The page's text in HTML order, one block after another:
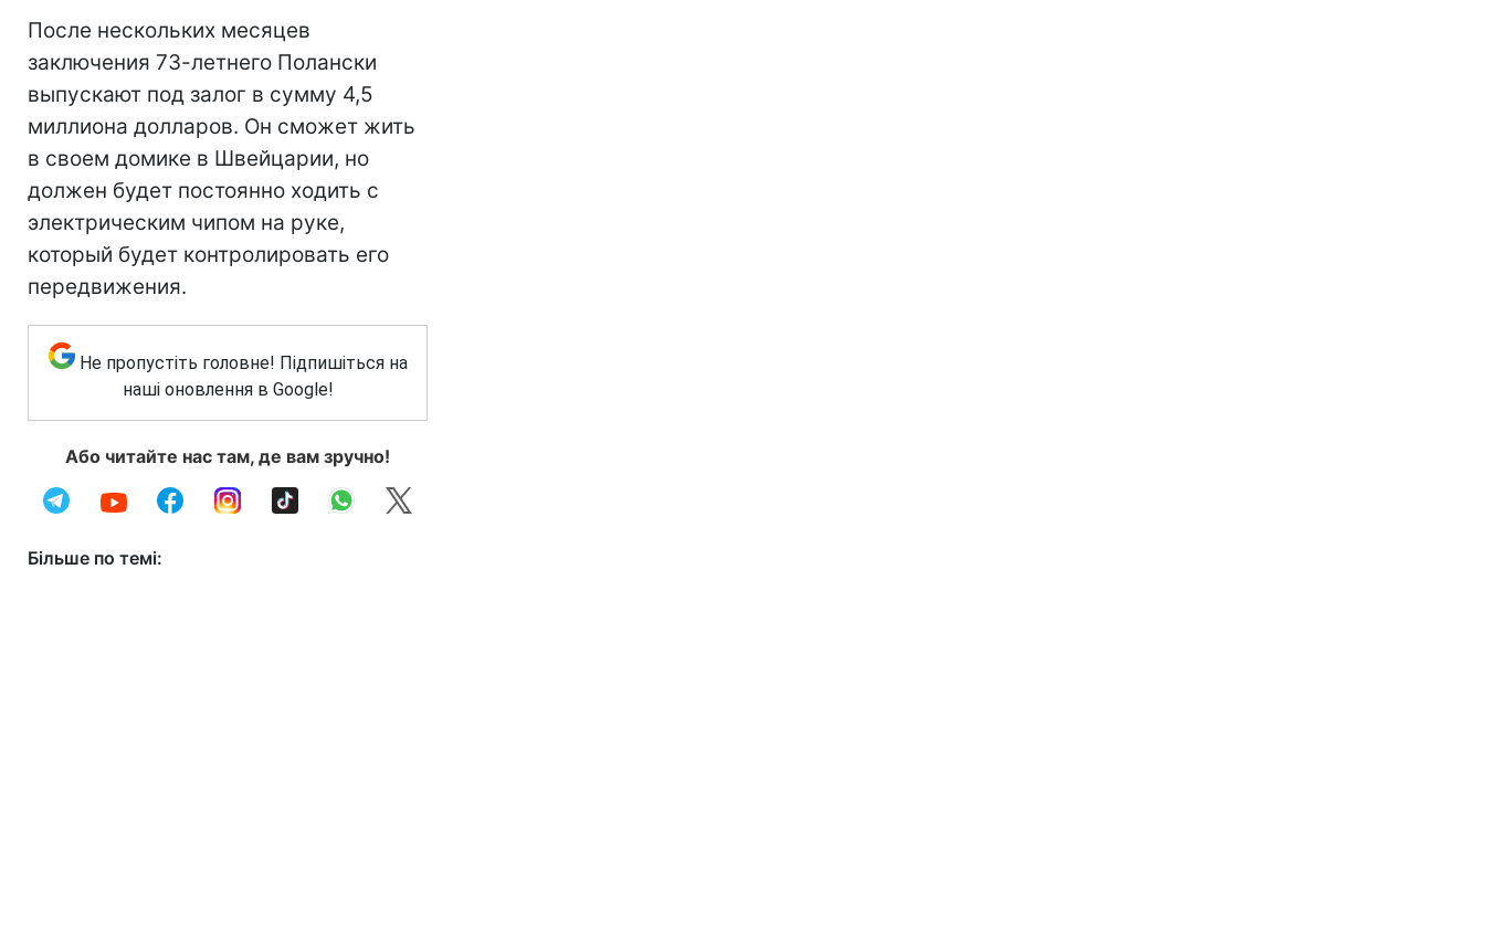
После нескольких месяцев
заключения 73-летнего Полански
выпускают под залог в сумму 4,5
миллиона долларов. Он сможет жить
в своем домике в Швейцарии, но
должен будет постоянно ходить с
электрическим чипом на руке,
который будет контролировать его
передвижения.
Не пропустіть головне! Підпишіться на
наші оновлення в Google!
Або читайте нас там, де вам зручно!
Більше по темі: